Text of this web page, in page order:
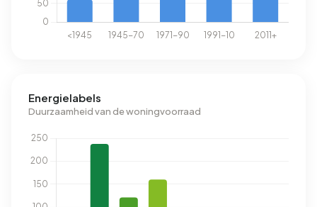
Energielabels
Duurzaamheid van de woningvoorraad